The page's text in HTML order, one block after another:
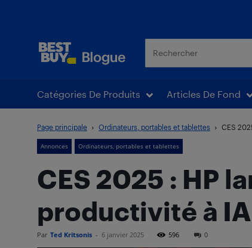
Catégories De Produits Articles De Fond
Page principale Ordinateurs, portables et tablettes CES
Annonces Ordinateurs, portables et tablettes
CES 2025 : HP
productivité à IA
Par Ted Kritsonis - 6 janvier 2025 596 0